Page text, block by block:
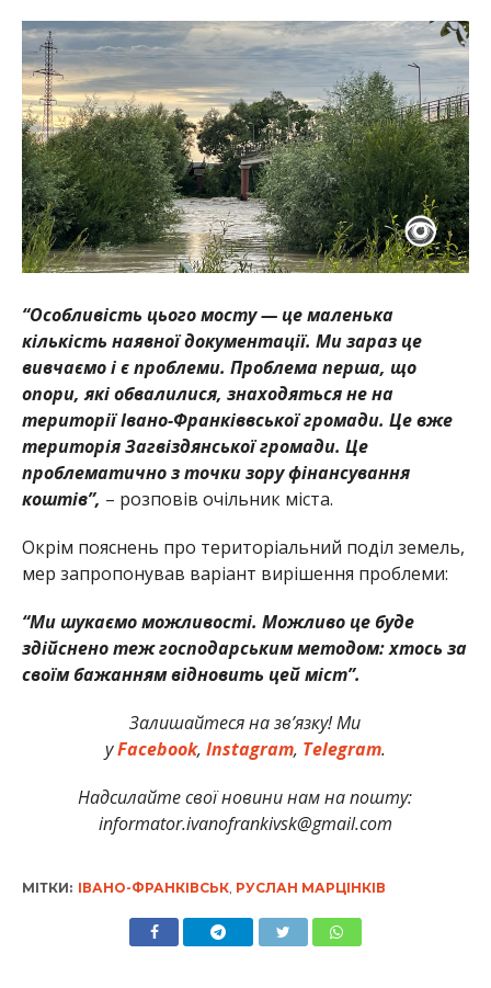
“Особливість цього мосту — це маленька
кількість наявної документації. Ми зараз це
вивчаємо і є проблеми. Проблема перша, що
опори, які обвалилися, знаходяться не на
території Івано-Франківвської громади. Це вже
територія Загвіздянської громади. Це
проблематично з точки зору фінансування
коштів”, – розповів очільник міста.
Окрім пояснень про територіальний поділ земель,
мер запропонував варіант вирішення проблеми:
“Ми шукаємо можливості. Можливо це буде
здійснено теж господарським методом: хтось за
своїм бажанням відновить цей міст”.
Залишайтеся на зв’язку! Ми
уFacebook, Instagram, Telegram.
Надсилайте свої новини нам на пошту:
informator.ivanofrankivsk@gmail.com
МІТКИ: ІВАНО-ФРАНКІВСЬК, РУСЛАН МАРЦІНКІВ